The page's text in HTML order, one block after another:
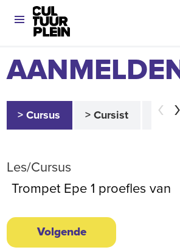
> Cursus > Cursist >
Les/Cursus